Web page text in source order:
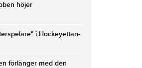
höjer
i Hockeyettan-
förlänger med den